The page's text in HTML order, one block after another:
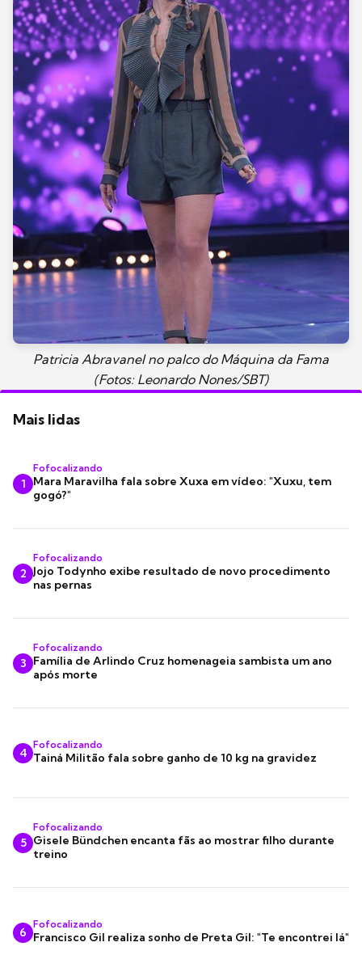
Patricia Abravanel no palco do Máquina da Fama
(Fotos: Leonardo Nones/SBT)
Mais lidas
1
Fofocalizando
Mara Maravilha fala sobre Xuxa em vídeo: "Xuxu, tem
gogó?"
2
Fofocalizando
Jojo Todynho exibe resultado de novo procedimento
nas pernas
3
Fofocalizando
Família de Arlindo Cruz homenageia sambista um ano
após morte
4
Fofocalizando
Tainá Militão fala sobre ganho de 10 kg na gravidez
5
Fofocalizando
Gisele Bündchen encanta fãs ao mostrar filho durante
treino
6
Fofocalizando
Francisco Gil realiza sonho de Preta Gil: "Te encontrei lá"